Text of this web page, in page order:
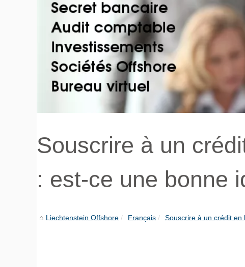
Souscrire à un
: est-ce une bonne
Liechtenstein Offshore Français Souscrire à un crédit en